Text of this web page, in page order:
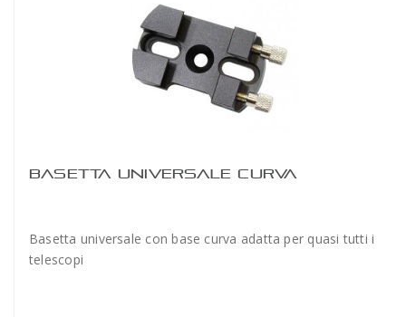
BASETTA UNIVERSALE CURVA
Basetta universale con base curva adatta per quasi tutti i
telescopi